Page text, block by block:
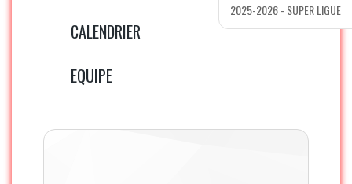
CALENDRIER
EQUIPE